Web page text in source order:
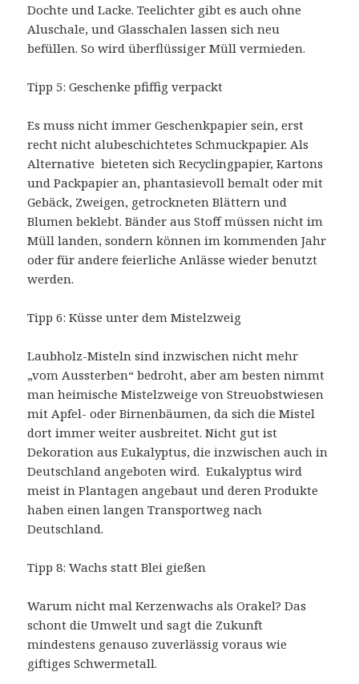
Dochte und Lacke. Teelichter gibt es auch ohne
Aluschale, und Glasschalen lassen sich neu
befüllen. So wird überflüssiger Müll vermieden.
Tipp 5: Geschenke pfiffig verpackt
Es muss nicht immer Geschenkpapier sein, erst
recht nicht alubeschichtetes Schmuckpapier. Als
Alternative bieteten sich Recyclingpapier, Kartons
und Packpapier an, phantasievoll bemalt oder mit
Gebäck, Zweigen, getrockneten Blättern und
Blumen beklebt. Bänder aus Stoff müssen nicht im
Müll landen, sondern können im kommenden Jahr
oder für andere feierliche Anlässe wieder benutzt
werden.
Tipp 6: Küsse unter dem Mistelzweig
Laubholz-Misteln sind inzwischen nicht mehr
„vom Aussterben“ bedroht, aber am besten nimmt
man heimische Mistelzweige von Streuobstwiesen
mit Apfel- oder Birnenbäumen, da sich die Mistel
dort immer weiter ausbreitet. Nicht gut ist
Dekoration aus Eukalyptus, die inzwischen auch in
Deutschland angeboten wird. Eukalyptus wird
meist in Plantagen angebaut und deren Produkte
haben einen langen Transportweg nach
Deutschland.
Tipp 8: Wachs statt Blei gießen
Warum nicht mal Kerzenwachs als Orakel? Das
schont die Umwelt und sagt die Zukunft
mindestens genauso zuverlässig voraus wie
giftiges Schwermetall.